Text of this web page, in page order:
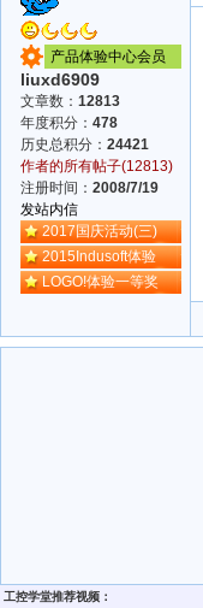
产品体验中心会员
liuxd6909
文章数： 12813
年度积分： 478
历史总积分： 24421
作者的所有帖子(12813)
注册时间： 2008/7/19
发站内信
2017国庆活动(三)
2015Indusoft体验
LOGO!体验一等奖
工控学堂推荐视频：